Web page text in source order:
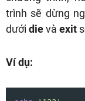
trình sẽ dừng
dưới dievà exit
Ví dụ: